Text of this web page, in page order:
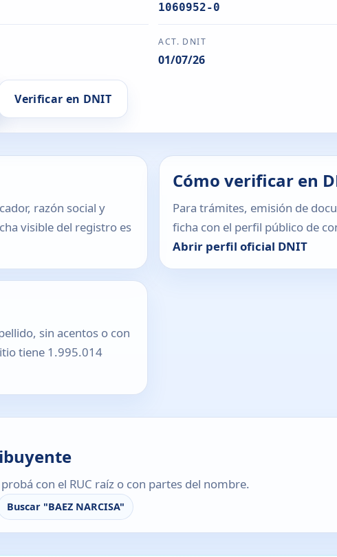
1060952-0
ACT. DNIT
01/07/26
Verificar en DNIT
razón social y
visible del registro es
Cómo verificar en
Para trámites, emisión de
ficha con el perfil público de
Abrir perfil oficial DNIT
sin acentos o con
tiene 1.995.014
con el RUC raíz o con partes del nombre.
Buscar "BAEZ NARCISA"